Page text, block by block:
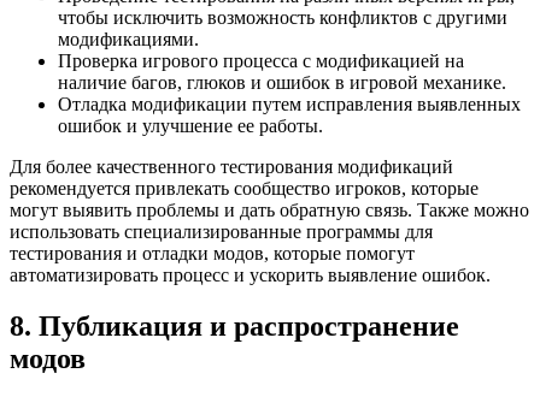
чтобы исключить возможность конфликтов с другими
модификациями.
Проверка игрового процесса с модификацией на
наличие багов, глюков и ошибок в игровой механике.
Отладка модификации путем исправления выявленных
ошибок и улучшение ее работы.
Для более качественного тестирования модификаций
рекомендуется привлекать сообщество игроков, которые
могут выявить проблемы и дать обратную связь. Также можно
использовать специализированные программы для
тестирования и отладки модов, которые помогут
автоматизировать процесс и ускорить выявление ошибок.
8. Публикация и распространение
модов